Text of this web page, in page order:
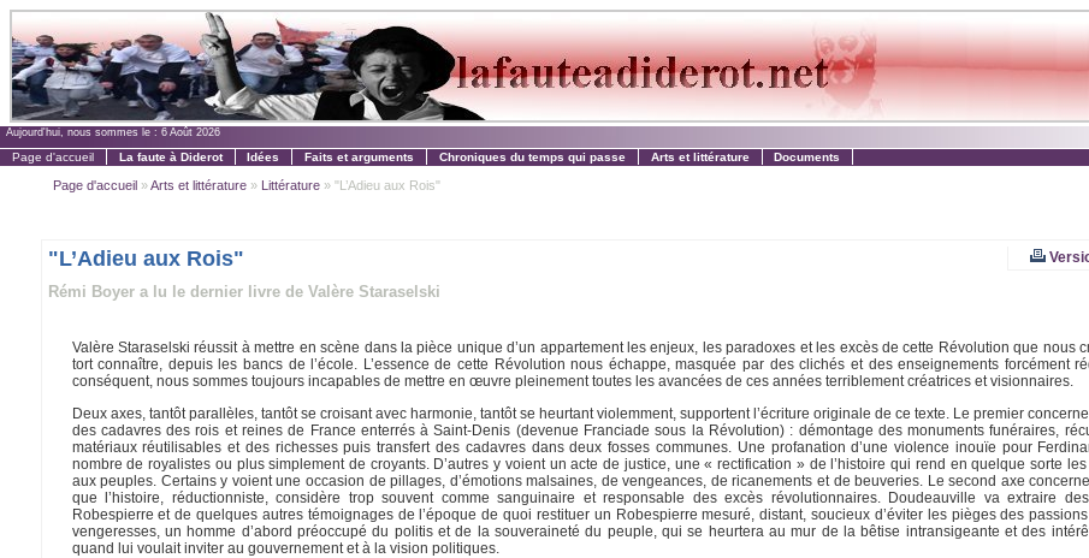
Aujourd'hui, nous sommes le : 6 Août 2026
Page d'accueil La faute à Diderot Idées Faits et arguments Chroniques du temps qui passe Arts et littérature Documents
Page d'accueil»Arts et littérature» Littérature» "L’Adieu aux Rois"
"L’Adieu aux Rois"
Rémi Boyer a lu le dernier livre de Valère Staraselski
Valère Staraselski réussit à mettre en scène dans la pièce unique d’un appartement les enjeux, les paradoxes et les excès de cette Révolution que nous
tort connaître, depuis les bancs de l’école. L’essence de cette Révolution nous échappe, masquée par des clichés et des enseignements forcément
conséquent, nous sommes toujours incapables de mettre en œuvre pleinement toutes les avancées de ces années terriblement créatrices et visionnaires.
Deux axes, tantôt parallèles, tantôt se croisant avec harmonie, tantôt se heurtant violemment, supportent l’écriture originale de ce texte. Le premier
des cadavres des rois et reines de France enterrés à Saint-Denis (devenue Franciade sous la Révolution) : démontage des monuments funéraires,
matériaux réutilisables et des richesses puis transfert des cadavres dans deux fosses communes. Une profanation d’une violence inouïe pour
nombre de royalistes ou plus simplement de croyants. D’autres y voient un acte de justice, une « rectification » de l’histoire qui rend en quelque sorte
aux peuples. Certains y voient une occasion de pillages, d’émotions malsaines, de vengeances, de ricanements et de beuveries. Le second axe
que l’histoire, réductionniste, considère trop souvent comme sanguinaire et responsable des excès révolutionnaires. Doudeauville va extraire
Robespierre et de quelques autres témoignages de l’époque de quoi restituer un Robespierre mesuré, distant, soucieux d’éviter les pièges des
vengeresses, un homme d’abord préoccupé du politis et de la souveraineté du peuple, qui se heurtera au mur de la bêtise intransigeante et des
quand lui voulait inviter au gouvernement et à la vision politiques.